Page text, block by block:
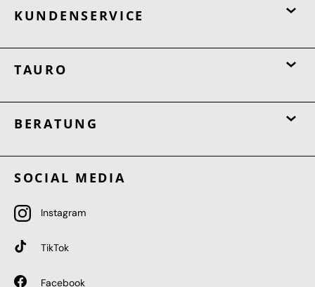
KUNDENSERVICE
TAURO
BERATUNG
SOCIAL MEDIA
Instagram
TikTok
Facebook